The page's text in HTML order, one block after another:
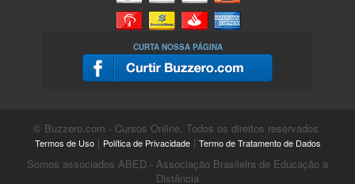
CURTA NOSSA PÁGINA
© Buzzero.com - Cursos Online. Todos os direitos reservados.
Termos de Uso| Política de Privacidade| Termo de Tratamento de Dados
Somos associados ABED - Associação Brasileira de Educação a
Distância